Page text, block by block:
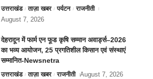
उत्तराखंड ताज़ा खबर पर्यटन
राजनीती
August 7, 2026
देहरादून में फार्म एन फूड कृषि सम्मान अवार्ड्स–2026
का भव्य आयोजन, 25 प्रगतिशील किसान एवं संस्थाएं
सम्मानित-Newsnetra
उत्तराखंड ताज़ा खबर राजनीती August 7, 2026